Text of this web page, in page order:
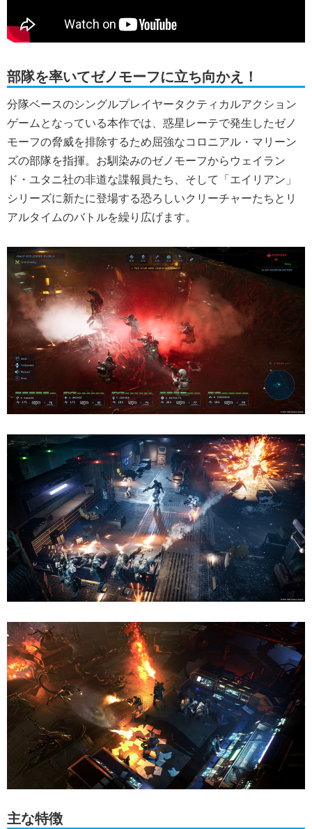
部隊を率いてゼノモーフに立ち向かえ！
分隊ベースのシングルプレイヤータクティカルアクション
ゲームとなっている本作では、惑星レーテで発生したゼノ
モーフの脅威を排除するため屈強なコロニアル・マリーン
ズの部隊を指揮。お馴染みのゼノモーフからウェイラン
ド・ユタニ社の非道な諜報員たち、そして「エイリアン」
シリーズに新たに登場する恐ろしいクリーチャーたちとリ
アルタイムのバトルを繰り広げます。
主な特徴